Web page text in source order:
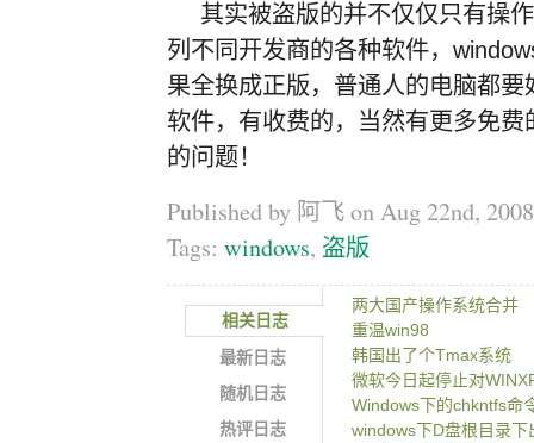
其实被盗版的并不仅仅只有操
列不同开发商的各种软件，
果全换成正版，普通人的电脑都
软件，有收费的，当然有更多免
的问题！
Published by 阿飞 onAug 22nd,
Tags: windows, 盗版
相关日志
最新日志
随机日志
热评日志
两大国产操作系统合并
重温win98
韩国出了个Tmax系统
微软今日起停止对
Windows下的chkntfs命
windows下D盘根目录下